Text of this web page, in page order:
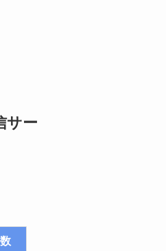
サー